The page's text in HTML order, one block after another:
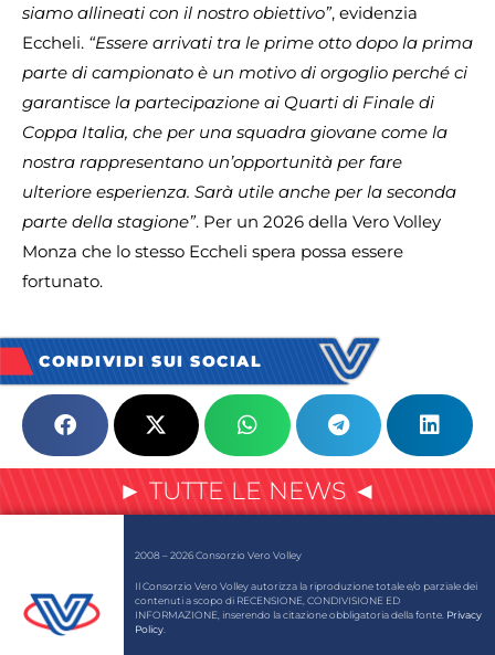
siamo allineati con il nostro obiettivo”, evidenzia
Eccheli. “Essere arrivati tra le prime otto dopo la prima
parte di campionato è un motivo di orgoglio perché ci
garantisce la partecipazione ai Quarti di Finale di
Coppa Italia, che per una squadra giovane come la
nostra rappresentano un’opportunità per fare
ulteriore esperienza. Sarà utile anche per la seconda
parte della stagione”. Per un 2026 della Vero Volley
Monza che lo stesso Eccheli spera possa essere
fortunato.
CONDIVIDI SUI SOCIAL
► TUTTE LE NEWS ◄
2008 – 2026 Consorzio Vero Volley
Il Consorzio Vero Volley autorizza la riproduzione totale e/o parziale dei
contenuti a scopo di RECENSIONE, CONDIVISIONE ED
INFORMAZIONE, inserendo la citazione obbligatoria della fonte. Privacy
Policy